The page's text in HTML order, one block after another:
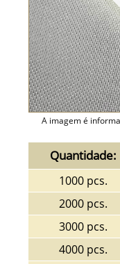
A imagem é
Quantidade:
1000 pcs.
2000 pcs.
3000 pcs.
4000 pcs.